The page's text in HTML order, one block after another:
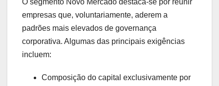
O segmento Novo Mercado destaca-se por reunir
empresas que, voluntariamente, aderem a
padrões mais elevados de governança
corporativa. Algumas das principais exigências
incluem:
Composição do capital exclusivamente por